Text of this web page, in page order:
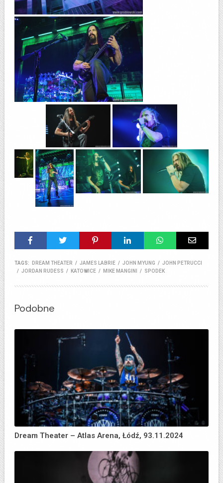
TAGS: DREAM THEATER / JAMES LABRIE / JOHN MYUNG / JOHN PETRUCCI
/ JORDAN RUDESS / KATOWICE / MIKE MANGINI / SPODEK
Podobne
Dream Theater – Atlas Arena, Łódź, 93.11.2024